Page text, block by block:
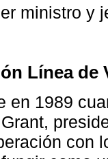
ministro y
Línea de
en 1989
con